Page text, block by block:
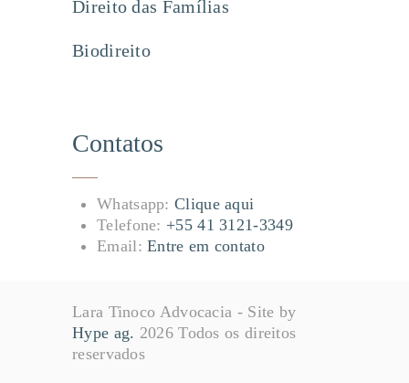
Direito das Famílias
Biodireito
Contatos
Whatsapp:Clique aqui
Telefone: +55 41 3121-3349
Email:Entre em contato
Lara Tinoco Advocacia - Site by
Hype ag. 2026 Todos os direitos
reservados